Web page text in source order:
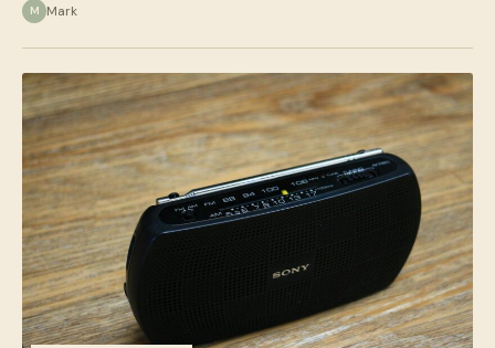
M Mark